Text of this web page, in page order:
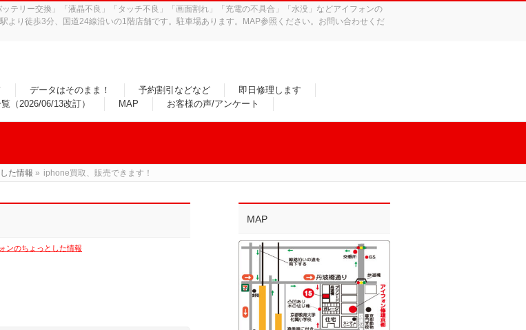
テリー交換」「液晶不良」「タッチ不良」「画面割れ」「充電の不具合」「水没」などアイフォンの
より徒歩3分、国道24線沿いの1階店舗です。駐車場あります。MAP参照ください。お問い合わせくだ
データはそのまま！ 予約割引などなど
即日修理します
（2026/06/13改訂）
MAP お客様の声/アンケート
た情報 » iphone買取、販売できます！
ンのちょっとした情報
MAP